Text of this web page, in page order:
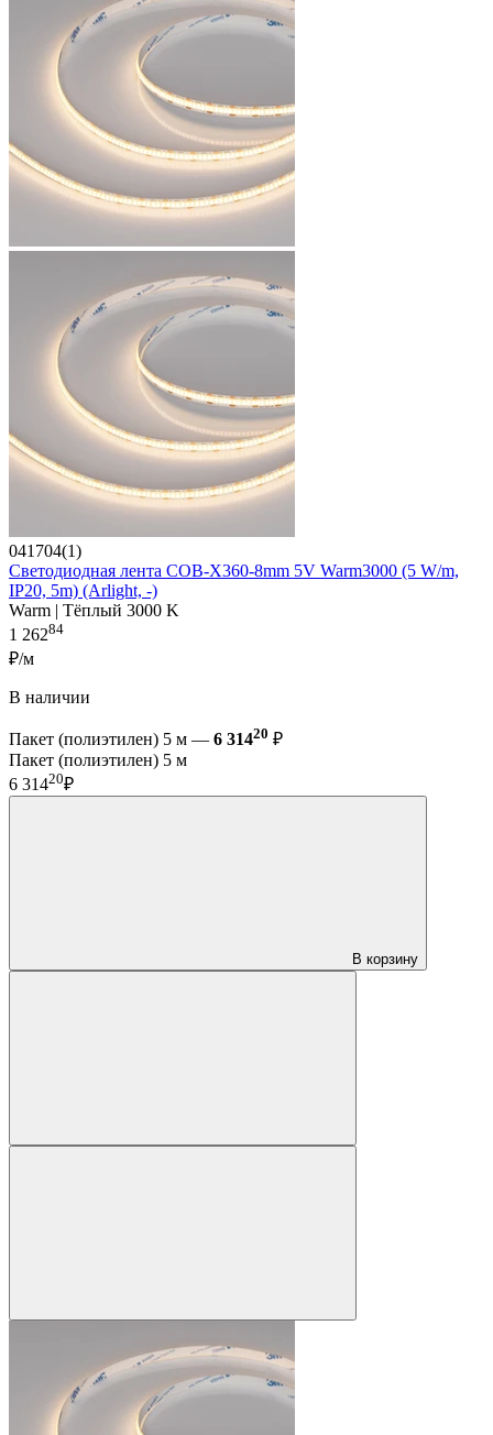
041704(1)
Светодиодная лента COB-X360-8mm 5V Warm3000 (5 W/m,
IP20, 5m) (Arlight, -)
Warm | Тёплый 3000 K
1 26284
₽/м
В наличии
Пакет (полиэтилен) 5 м — 6 31420 ₽
Пакет (полиэтилен) 5 м
6 31420₽
В корзину